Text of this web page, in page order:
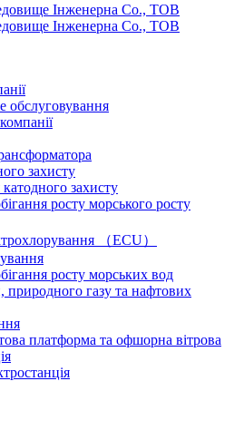
обслуговування
захисту
захисту
росту морського росту
（ECU）
росту морських вод
природного газу та нафтових
платформа та офшорна вітрова